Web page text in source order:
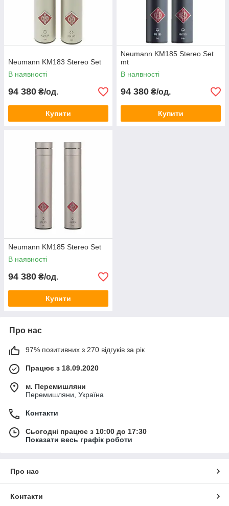
Neumann KM183 Stereo Set
В наявності
94 380 ₴/од.
Купити
Neumann KM185 Stereo Set
mt
В наявності
94 380 ₴/од.
Купити
Neumann KM185 Stereo Set
В наявності
94 380 ₴/од.
Купити
Про нас
97% позитивних з 270 відгуків за рік
Працює з 18.09.2020
м. Перемишляни
Перемишляни, Україна
Контакти
Сьогодні працює з 10:00 до 17:30
Показати весь графік роботи
Про нас
Контакти